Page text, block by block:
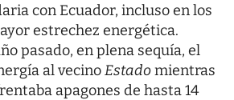
con Ecuador, incluso en los
estrechez energética.
pasado, en plena sequía, el
al vecinoEstadomientras
apagones de hasta 14